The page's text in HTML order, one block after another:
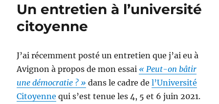
un
Un entretien à l’université
citoyenne
J’ai récemment posté un entretien que j’ai eu à
Avignon à propos de mon essai « Peut-on bâtir
une démocratie ? » dans le cadre del’Université
Citoyenne qui s’est tenue les 4, 5 et 6 juin 2021.